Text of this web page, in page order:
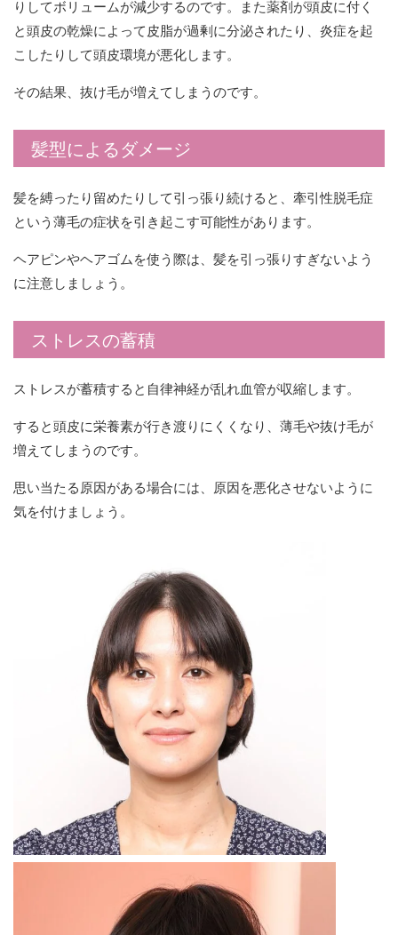
りしてボリュームが減少するのです。また薬剤が頭皮に付く
と頭皮の乾燥によって皮脂が過剰に分泌されたり、炎症を起
こしたりして頭皮環境が悪化します。
その結果、抜け毛が増えてしまうのです。
髪型によるダメージ
髪を縛ったり留めたりして引っ張り続けると、牽引性脱毛症
という薄毛の症状を引き起こす可能性があります。
ヘアピンやヘアゴムを使う際は、髪を引っ張りすぎないよう
に注意しましょう。
ストレスの蓄積
ストレスが蓄積すると自律神経が乱れ血管が収縮します。
すると頭皮に栄養素が行き渡りにくくなり、薄毛や抜け毛が
増えてしまうのです。
思い当たる原因がある場合には、原因を悪化させないように
気を付けましょう。